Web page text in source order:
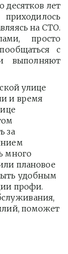
десятков лет
на СТО.
просто
с
выполняют
улице
и время
за
много
плановое
удобным
профи.
поможет